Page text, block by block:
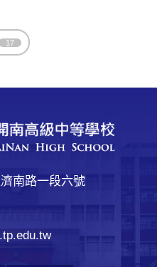
17
南路一段六號